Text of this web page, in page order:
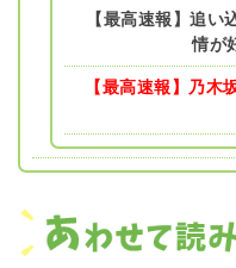
【最高速報】追
情が
【最高速報】乃